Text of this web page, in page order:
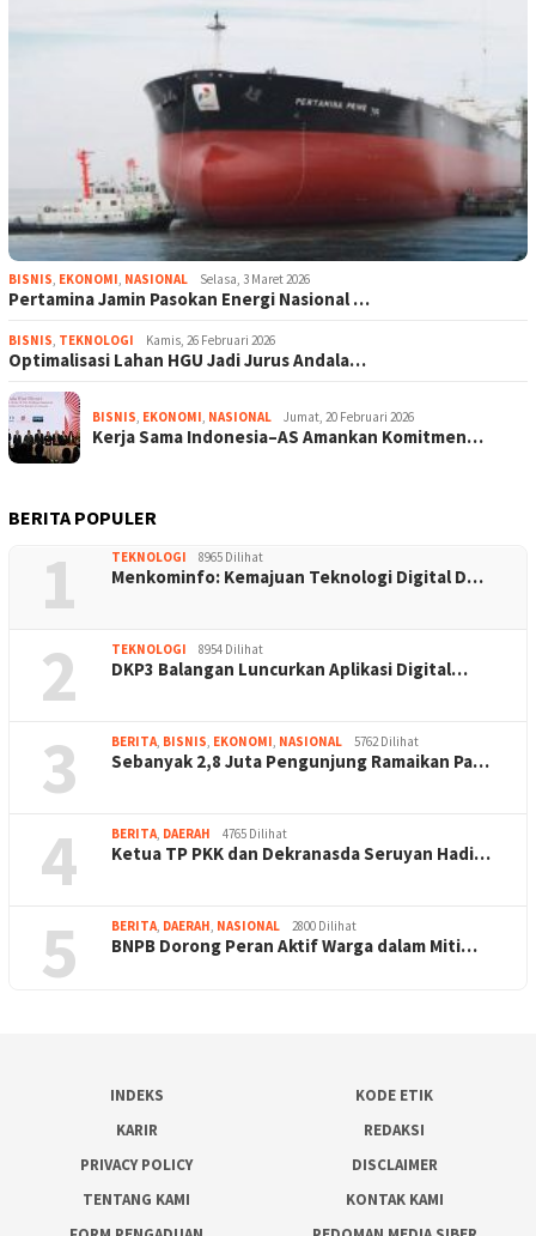
BISNIS, EKONOMI, NASIONAL Selasa, 3 Maret 2026
Pertamina Jamin Pasokan Energi Nasional …
BISNIS, TEKNOLOGI Kamis, 26 Februari 2026
Optimalisasi Lahan HGU Jadi Jurus Andala…
BISNIS, EKONOMI, NASIONAL Jumat, 20 Februari 2026
Kerja Sama Indonesia–AS Amankan Komitmen…
BERITA POPULER
1 TEKNOLOGI 8965 Dilihat
Menkominfo: Kemajuan Teknologi Digital D…
2 TEKNOLOGI 8954 Dilihat
DKP3 Balangan Luncurkan Aplikasi Digital…
3 BERITA, BISNIS, EKONOMI, NASIONAL 5762 Dilihat
Sebanyak 2,8 Juta Pengunjung Ramaikan Pa…
4 BERITA, DAERAH 4765 Dilihat
Ketua TP PKK dan Dekranasda Seruyan Hadi…
5 BERITA, DAERAH, NASIONAL 2800 Dilihat
BNPB Dorong Peran Aktif Warga dalam Miti…
INDEKS
KODE ETIK
KARIR
REDAKSI
PRIVACY POLICY
DISCLAIMER
TENTANG KAMI
KONTAK KAMI